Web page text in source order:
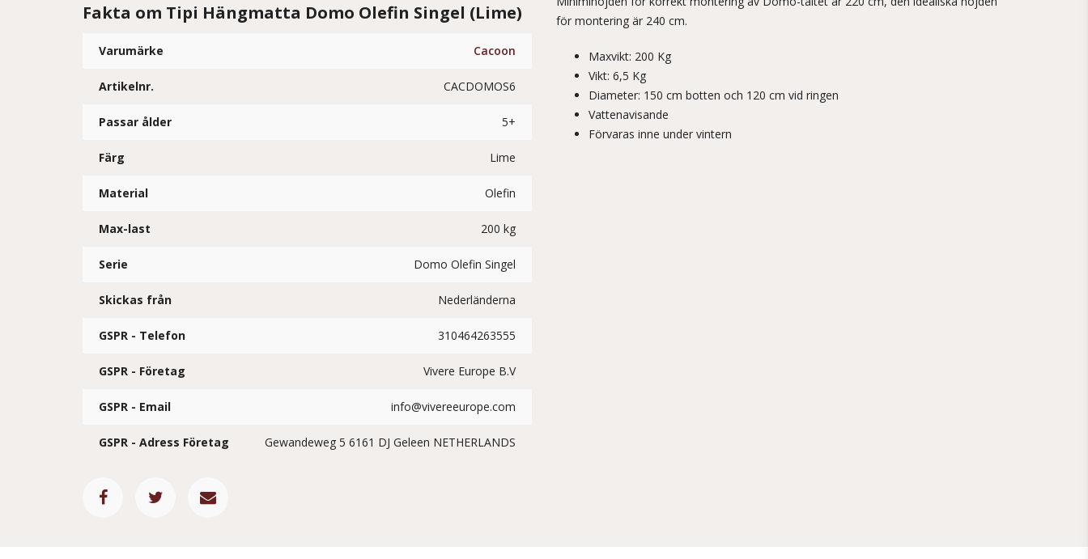
Fakta om Tipi Hängmatta Domo Olefin Singel (Lime)
Varumärke Cacoon
Artikelnr. CACDOMOS6
Passar ålder 5+
Färg Lime
Material Olefin
Max-last 200 kg
Serie Domo Olefin Singel
Skickas från Nederländerna
GSPR - Telefon 310464263555
GSPR - Företag Vivere Europe B.V
GSPR - Email info@vivereeurope.com
GSPR - Adress Företag Gewandeweg 5 6161 DJ Geleen NETHERLANDS
för montering är 240 cm.
Maxvikt: 200 Kg
Vikt: 6,5 Kg
Diameter: 150 cm botten och 120 cm vid ringen
Vattenavisande
Förvaras inne under vintern